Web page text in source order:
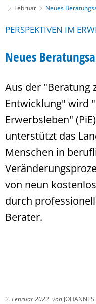
Februar
Neues
PERSPEKTIVEN IM
Neues
Aus der "Beratung
Entwicklung" wird
Erwerbsleben"
unterstützt das
Menschen in
von neun
durch
Berater.
2. Februar 2022 von